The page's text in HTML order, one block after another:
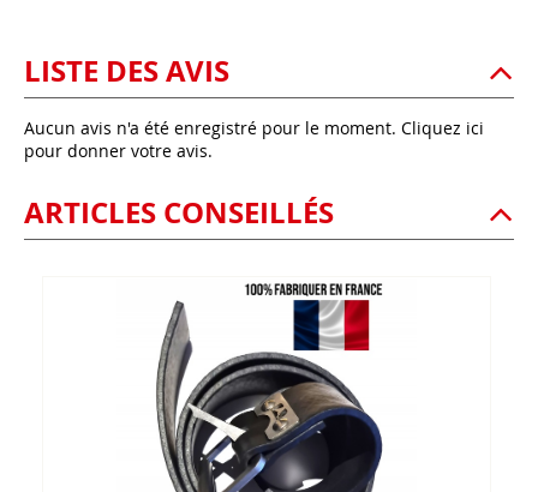
LISTE DES AVIS
Aucun avis n'a été enregistré pour le moment. Cliquez ici
pour donner votre avis.
ARTICLES CONSEILLÉS